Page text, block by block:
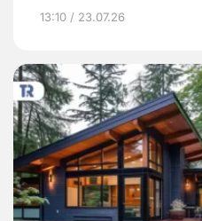
13:10 / 23.07.26